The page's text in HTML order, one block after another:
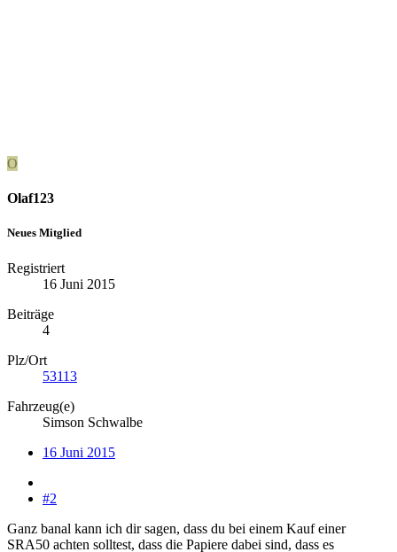
O
Olaf123
Neues Mitglied
Registriert
16 Juni 2015
Beiträge
4
Plz/Ort
53113
Fahrzeug(e)
Simson Schwalbe
16 Juni 2015
#2
Ganz banal kann ich dir sagen, dass du bei einem Kauf einer
SRA50 achten solltest, dass die Papiere dabei sind, dass es